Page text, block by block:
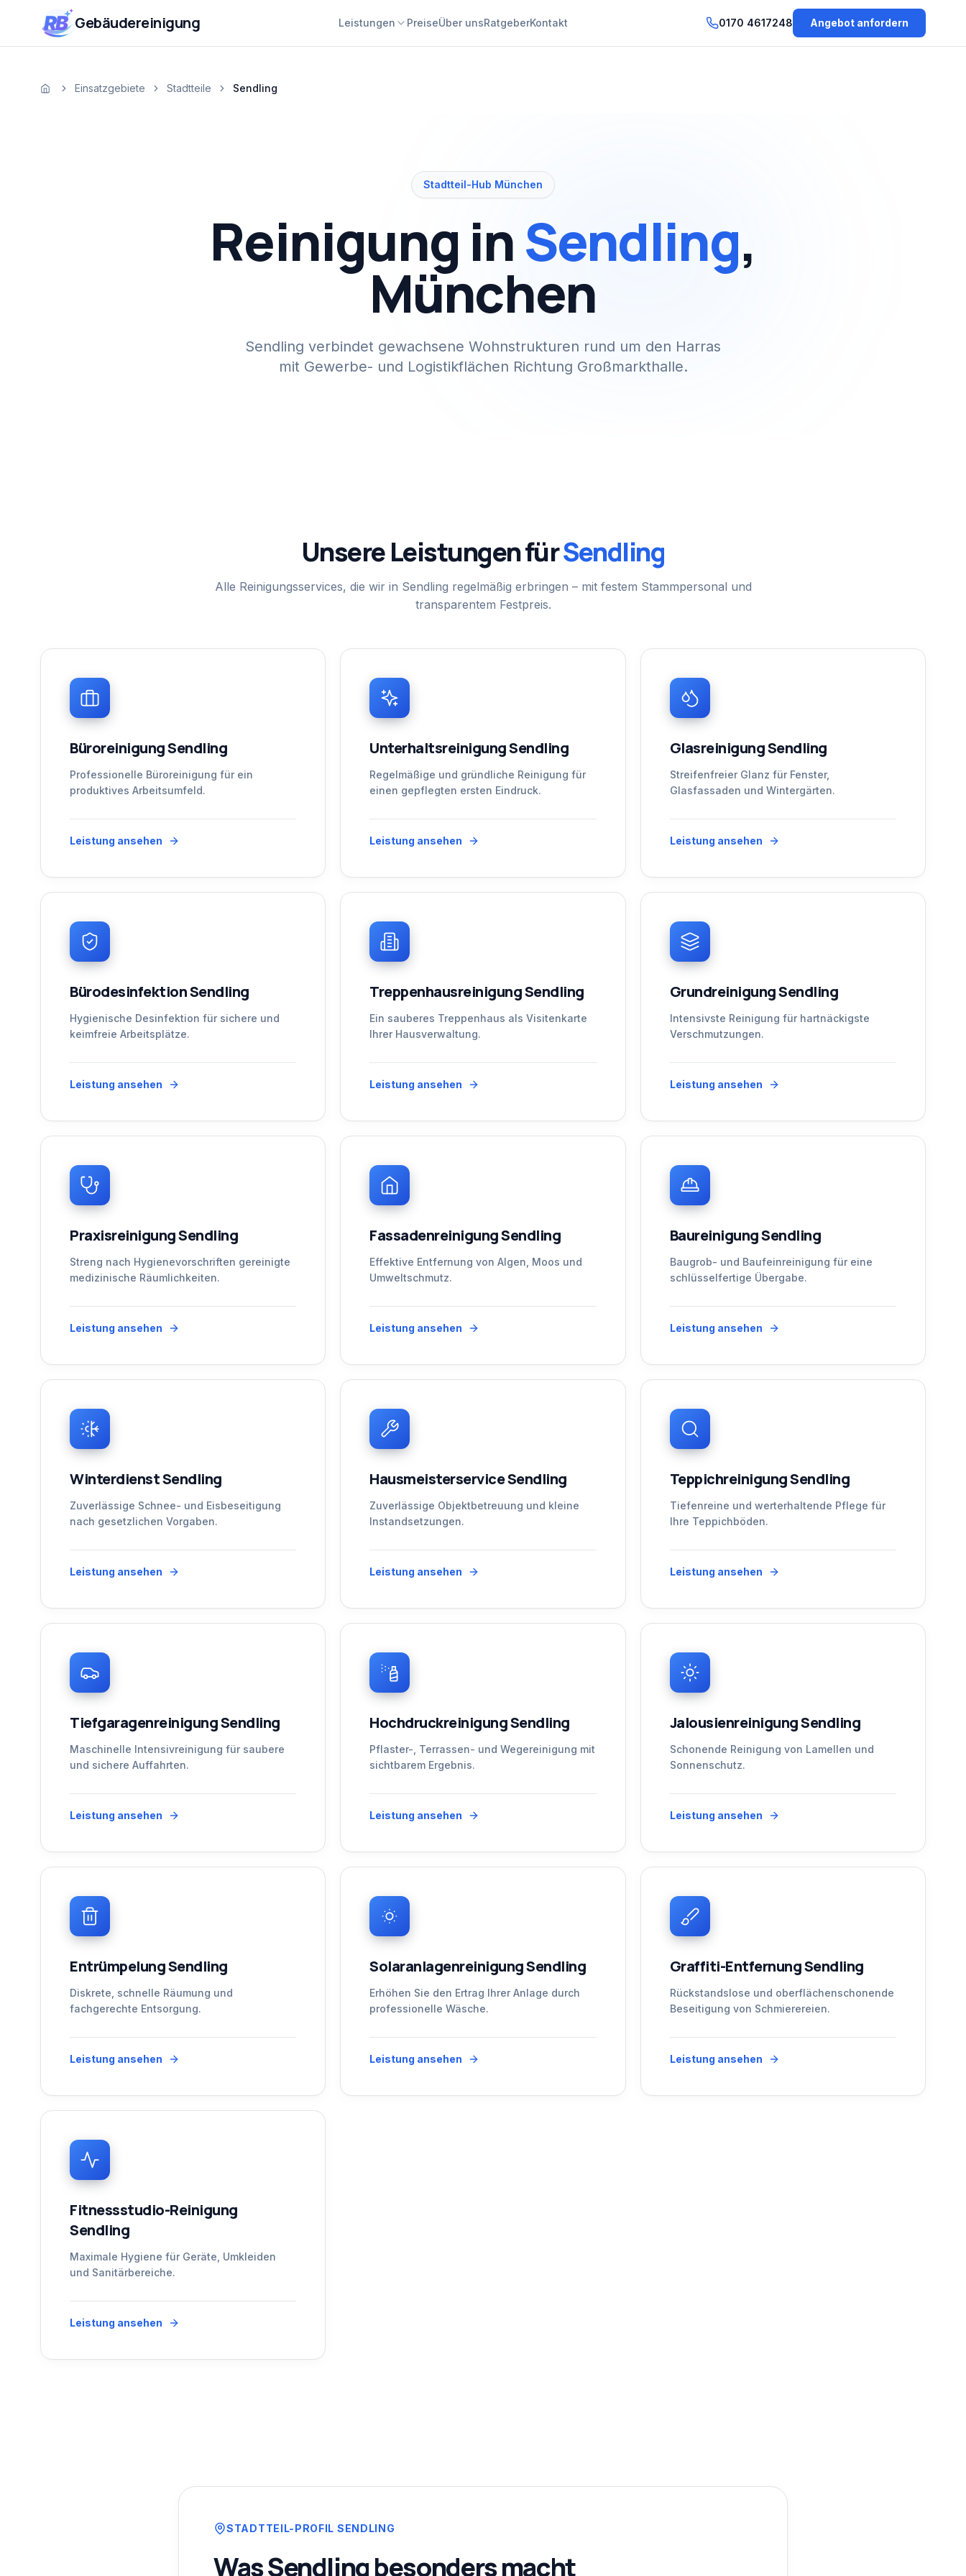
Zum Inhalt springen
RB Gebäudereinigung Leistungen PreiseÜber unsRatgeberKontakt 0170 4617248 Angebot anfordern
StartseiteEinsatzgebiete Stadtteile Sendling
Stadtteil-Hub München
Reinigung inSendling,
München
Sendling verbindet gewachsene Wohnstrukturen rund um den Harras
mit Gewerbe- und Logistikflächen Richtung Großmarkthalle.
Unsere Leistungen fürSendling
Alle Reinigungsservices, die wir in Sendling regelmäßig erbringen – mit festem Stammpersonal und
transparentem Festpreis.
Büroreinigung Sendling
Professionelle Büroreinigung für ein
produktives Arbeitsumfeld.
Leistung ansehen
Unterhaltsreinigung Sendling
Regelmäßige und gründliche Reinigung für
einen gepflegten ersten Eindruck.
Leistung ansehen
Glasreinigung Sendling
Streifenfreier Glanz für Fenster,
Glasfassaden und Wintergärten.
Leistung ansehen
Bürodesinfektion Sendling
Hygienische Desinfektion für sichere und
keimfreie Arbeitsplätze.
Leistung ansehen
Treppenhausreinigung Sendling
Ein sauberes Treppenhaus als Visitenkarte
Ihrer Hausverwaltung.
Leistung ansehen
Grundreinigung Sendling
Intensivste Reinigung für hartnäckigste
Verschmutzungen.
Leistung ansehen
Praxisreinigung Sendling
Streng nach Hygienevorschriften gereinigte
medizinische Räumlichkeiten.
Leistung ansehen
Fassadenreinigung Sendling
Effektive Entfernung von Algen, Moos und
Umweltschmutz.
Leistung ansehen
Baureinigung Sendling
Baugrob- und Baufeinreinigung für eine
schlüsselfertige Übergabe.
Leistung ansehen
Winterdienst Sendling
Zuverlässige Schnee- und Eisbeseitigung
nach gesetzlichen Vorgaben.
Leistung ansehen
Hausmeisterservice Sendling
Zuverlässige Objektbetreuung und kleine
Instandsetzungen.
Leistung ansehen
Teppichreinigung Sendling
Tiefenreine und werterhaltende Pflege für
Ihre Teppichböden.
Leistung ansehen
Tiefgaragenreinigung Sendling
Maschinelle Intensivreinigung für saubere
und sichere Auffahrten.
Leistung ansehen
Hochdruckreinigung Sendling
Pflaster-, Terrassen- und Wegereinigung mit
sichtbarem Ergebnis.
Leistung ansehen
Jalousienreinigung Sendling
Schonende Reinigung von Lamellen und
Sonnenschutz.
Leistung ansehen
Entrümpelung Sendling
Diskrete, schnelle Räumung und
fachgerechte Entsorgung.
Leistung ansehen
Solaranlagenreinigung Sendling
Erhöhen Sie den Ertrag Ihrer Anlage durch
professionelle Wäsche.
Leistung ansehen
Graffiti-Entfernung Sendling
Rückstandslose und oberflächenschonende
Beseitigung von Schmierereien.
Leistung ansehen
Fitnessstudio-Reinigung
Sendling
Maximale Hygiene für Geräte, Umkleiden
und Sanitärbereiche.
Leistung ansehen
STADTTEIL-PROFIL SENDLING
WasSendlingbesonders macht